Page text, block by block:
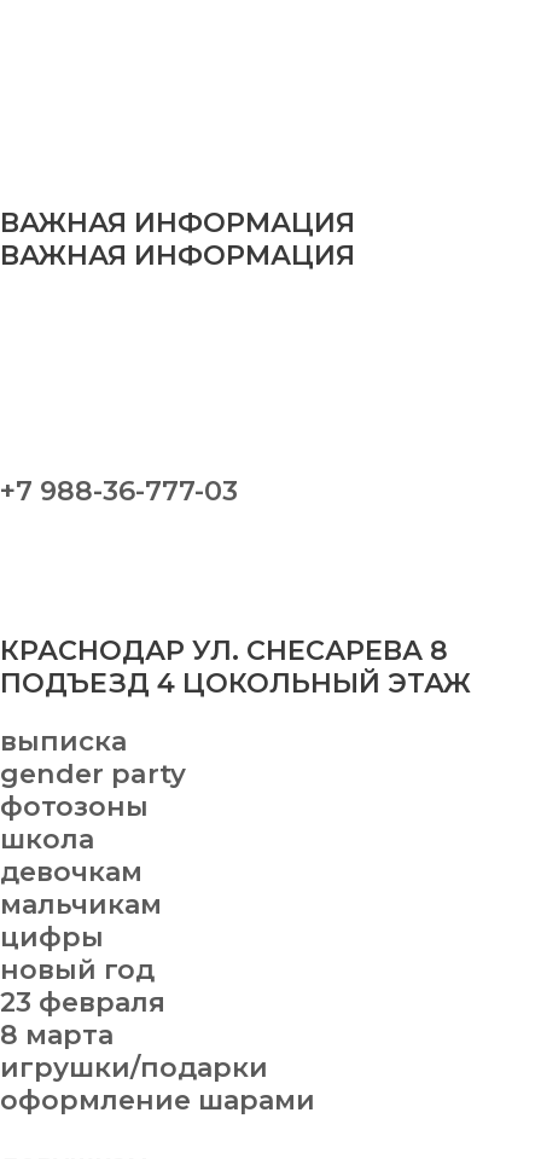
ВАЖНАЯ ИНФОРМАЦИЯ
ВАЖНАЯ ИНФОРМАЦИЯ
+7 988-36-777-03
КРАСНОДАР УЛ. СНЕСАРЕВА 8
ПОДЪЕЗД 4 ЦОКОЛЬНЫЙ ЭТАЖ
выписка
gender party
фотозоны
школа
девочкам
мальчикам
цифры
новый год
23 февраля
8 марта
игрушки/подарки
оформление шарами